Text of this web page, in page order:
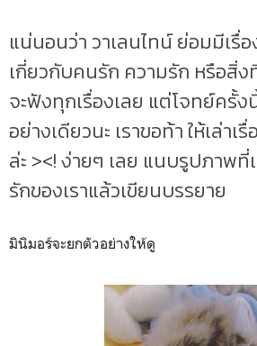
แน่นอนว่า วาเลนไทน์ ย่อมมีเรื่
เกี่ยวกับคนรัก ความรัก หรือสิ่
จะฟังทุกเรื่องเลย แต่โจทย์ครั้ง
อย่างเดียวนะ เราขอท้า ให้เล่า
ล่ะ ><! ง่ายๆ เลย แนบรูปภาพ
รักของเราแล้วเขียนบรรยาย
มินิมอร์จะยกตัวอย่างให้ดู